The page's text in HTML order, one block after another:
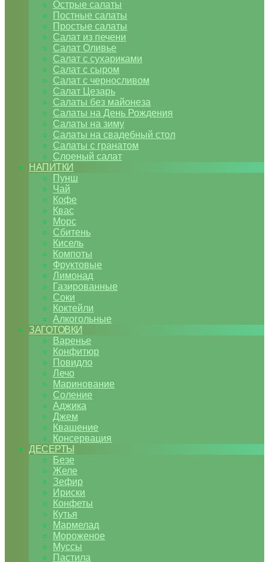
Острые салаты
Постные салаты
Простые салаты
Салат из печени
Салат Оливье
Салат с сухариками
Салат с сыром
Салат с черносливом
Салат Цезарь
Салаты без майонеза
Салаты на День Рождения
Салаты на зиму
Салаты на свадебный стол
Салаты с гранатом
Слоеный салат
НАПИТКИ
Пунш
Чай
Кофе
Квас
Морс
Сбитень
Кисель
Компоты
Фруктовые
Лимонад
Газированные
Соки
Коктейли
Алкогольные
ЗАГОТОВКИ
Варенье
Конфитюр
Повидло
Лечо
Маринование
Соление
Аджика
Джем
Квашение
Консервация
ДЕСЕРТЫ
Безе
Желе
Зефир
Ириски
Конфеты
Кутья
Мармелад
Мороженое
Муссы
Пастила